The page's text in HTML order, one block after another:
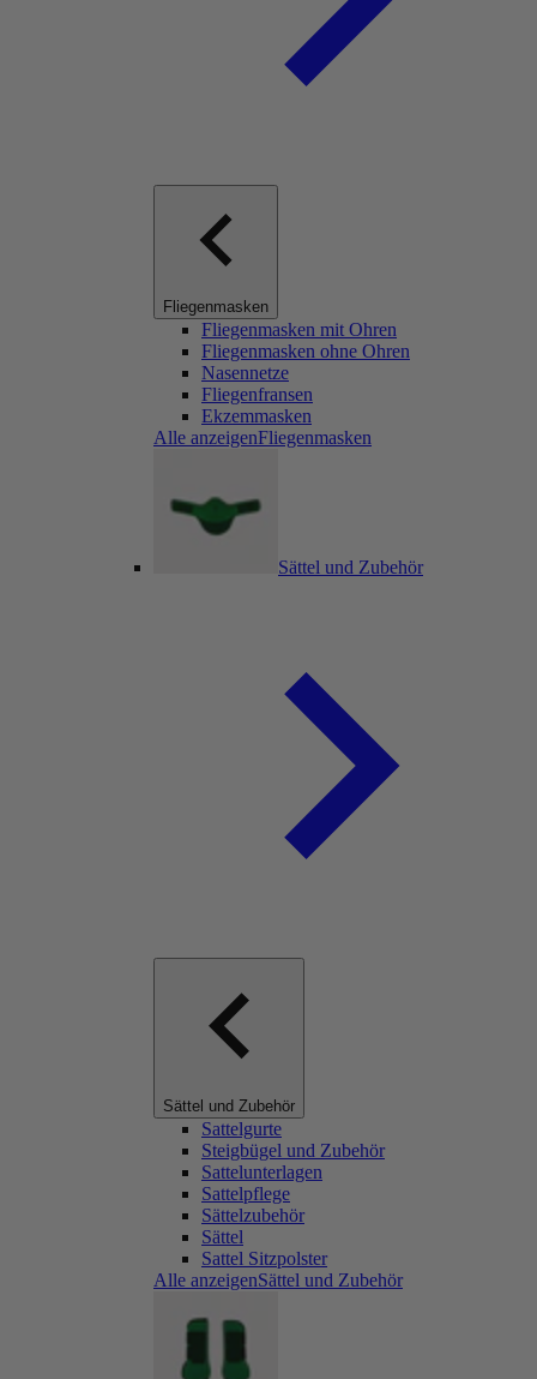
Fliegenmasken
Fliegenmasken mit Ohren
Fliegenmasken ohne Ohren
Nasennetze
Fliegenfransen
Ekzemmasken
Alle anzeigenFliegenmasken
Sättel und Zubehör
Sättel und Zubehör
Sattelgurte
Steigbügel und Zubehör
Sattelunterlagen
Sattelpflege
Sättelzubehör
Sättel
Sattel Sitzpolster
Alle anzeigenSättel und Zubehör